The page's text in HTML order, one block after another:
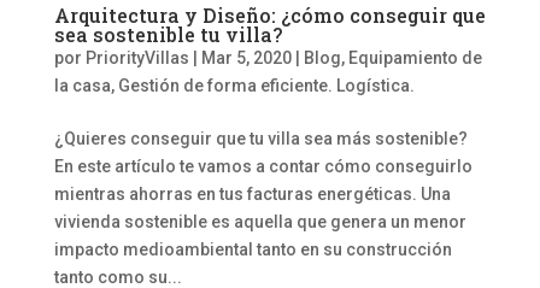
Arquitectura y Diseño: ¿cómo conseguir que
sea sostenible tu villa?
por PriorityVillas | Mar 5, 2020| Blog, Equipamiento de
la casa, Gestión de forma eficiente. Logística.
¿Quieres conseguir que tu villa sea más sostenible?
En este artículo te vamos a contar cómo conseguirlo
mientras ahorras en tus facturas energéticas. Una
vivienda sostenible es aquella que genera un menor
impacto medioambiental tanto en su construcción
tanto como su...